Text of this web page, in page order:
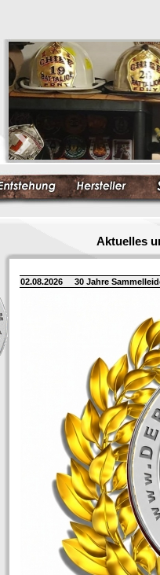
Aktuelles
02.08.2026 30 Jahre